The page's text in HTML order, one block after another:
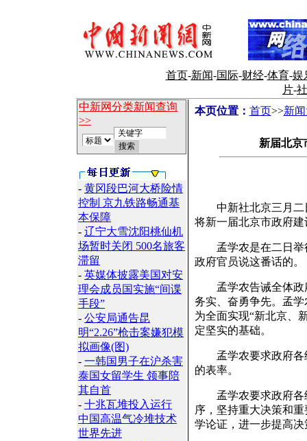
首页-新闻-国际-财经-体育-娱
片-
中新网分类新闻查询
>>
- 黄冈段巴河大桥险情
控制 京九铁路畅通基
本保障
- 辽宁大雪沈阳桃仙机
场暂时关闭 500名旅客
滞留
- 英媒体披露美国对安
理会成员国实施“间谍
手段”
- 公安局通告昆
明“2.26”枪击案嫌犯模
拟画像(图)
- 一韩国男子在沪杀害
泰国女留学生 领事陪
其自首
- 十兆瓦堆投入运行
中国高温气冷堆技术
世界先进
本页位置： 首页>>新
新届北京
中新社北京三月二
将新一届北京市政府
孟学农是在二日举
政府官员说这番话的。
孟学农告诫全体政
务实、奋勇争先。孟
为全面实现“新北京、
定坚实的基础。
孟学农要求政府各
的表率。
孟学农要求政府各
序，坚持重大决策和
学论证，进一步提高决